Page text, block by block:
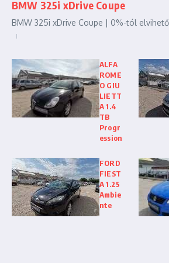
BMW 325i xDrive Coupe
BMW 325i xDrive Coupe | 0%-tól
ALFA
ROME
O GIU
LIETT
A 1.4
TB
Progr
ession
FORD
FIEST
A 1.25
Ambie
nte